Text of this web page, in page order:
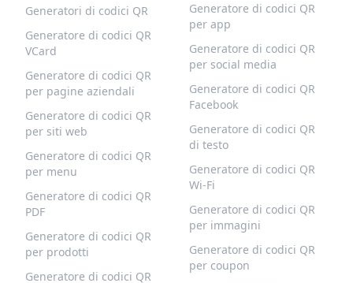
Generatori di codici QR
Generatore di codici QR
VCard
Generatore di codici QR
per pagine aziendali
Generatore di codici QR
per siti web
Generatore di codici QR
per menu
Generatore di codici QR
PDF
Generatore di codici QR
per prodotti
Generatore di codici QR
Generatore di codici QR
per app
Generatore di codici QR
per social media
Generatore di codici QR
Facebook
Generatore di codici QR
di testo
Generatore di codici QR
Wi-Fi
Generatore di codici QR
per immagini
Generatore di codici QR
per coupon